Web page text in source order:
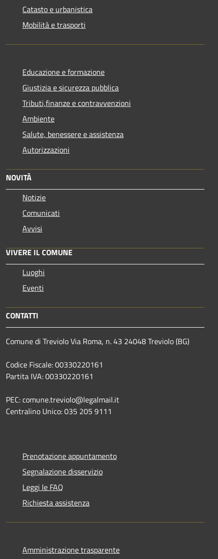
Catasto e urbanistica
Mobilità e trasporti
Educazione e formazione
Giustizia e sicurezza pubblica
Tributi,finanze e contravvenzioni
Ambiente
Salute, benessere e assistenza
Autorizzazioni
NOVITÀ
Notizie
Comunicati
Avvisi
VIVERE IL COMUNE
Luoghi
Eventi
CONTATTI
Comune di Treviolo Via Roma, n. 43 24048 Treviolo (BG)
Codice Fiscale: 00330220161
Partita IVA: 00330220161
PEC: comune.treviolo@legalmail.it
Centralino Unico:035 205 9111
Prenotazione appuntamento
Segnalazione disservizio
Leggi le FAQ
Richiesta assistenza
Amministrazione trasparente